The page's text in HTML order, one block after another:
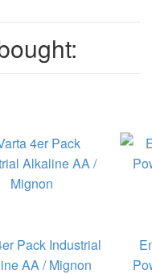
Pack Industrial
AA / Mignon